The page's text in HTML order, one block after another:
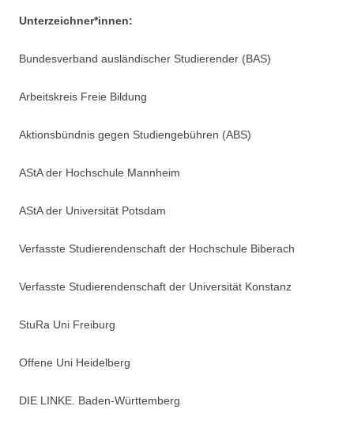
Unterzeichner*innen:
Bundesverband ausländischer Studierender (BAS)
Arbeitskreis Freie Bildung
Aktionsbündnis gegen Studiengebühren (ABS)
AStA der Hochschule Mannheim
AStA der Universität Potsdam
Verfasste Studierendenschaft der Hochschule Biberach
Verfasste Studierendenschaft der Universität Konstanz
StuRa Uni Freiburg
Offene Uni Heidelberg
DIE LINKE. Baden-Württemberg